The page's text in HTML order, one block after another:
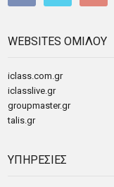
WEBSITES ΟΜΙΛΟΥ
iclass.com.gr
iclasslive.gr
groupmaster.gr
talis.gr
ΥΠΗΡΕΣΙΕΣ